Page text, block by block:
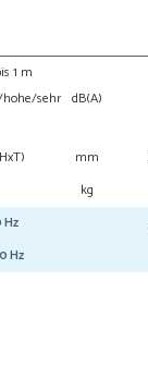
1 m
sehr dB(A)
mm
kg
Hz